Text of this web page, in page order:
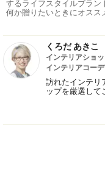
するライフスタイルブラン
何か贈りたいときにオスス
くろだ あきこ
インテリアショ
インテリアコー
訪れたインテリ
ップを厳選して